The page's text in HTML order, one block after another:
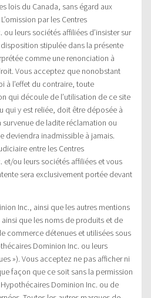
lois du Canada, sans égard aux
par les Centres
leurs sociétés affiliées d’insister sur
stipulée dans la présente
comme une renonciation à
Vous acceptez que nonobstant
à l’effet du contraire, toute
qui découle de l’utilisation de ce site
qui y est reliée, doit être déposée à
survenue de ladite réclamation ou
deviendra inadmissible à jamais.
entre les Centres
ou leurs sociétés affiliées et vous
sera exclusivement portée devant
Inc., ainsi que les autres mentions
que les noms de produits et de
commerce détenues et utilisées sous
Dominion Inc. ou leurs
»). Vous acceptez ne pas afficher ni
façon que ce soit sans la permission
Dominion Inc. ou de